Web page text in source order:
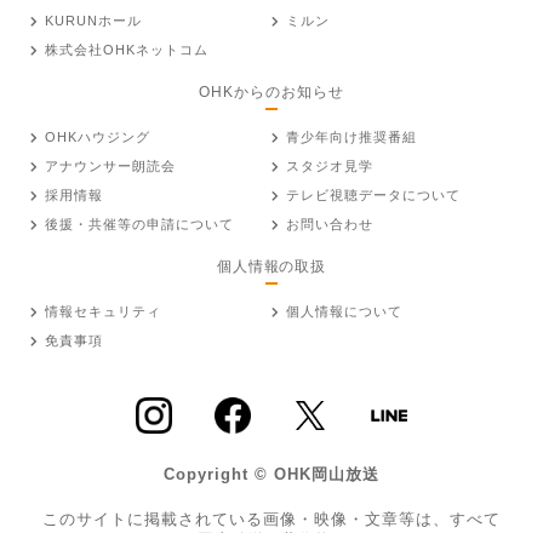
KURUNホール
ミルン
株式会社OHKネットコム
OHKからのお知らせ
OHKハウジング
青少年向け推奨番組
アナウンサー朗読会
スタジオ見学
採用情報
テレビ視聴データについて
後援・共催等の申請について
お問い合わせ
個人情報の取扱
情報セキュリティ
個人情報について
免責事項
Copyright © OHK岡山放送
このサイトに掲載されている画像・映像・文章等は、すべて